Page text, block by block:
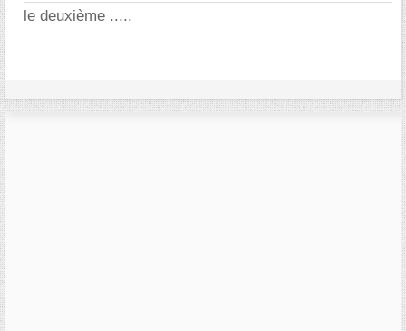
le deuxième .....